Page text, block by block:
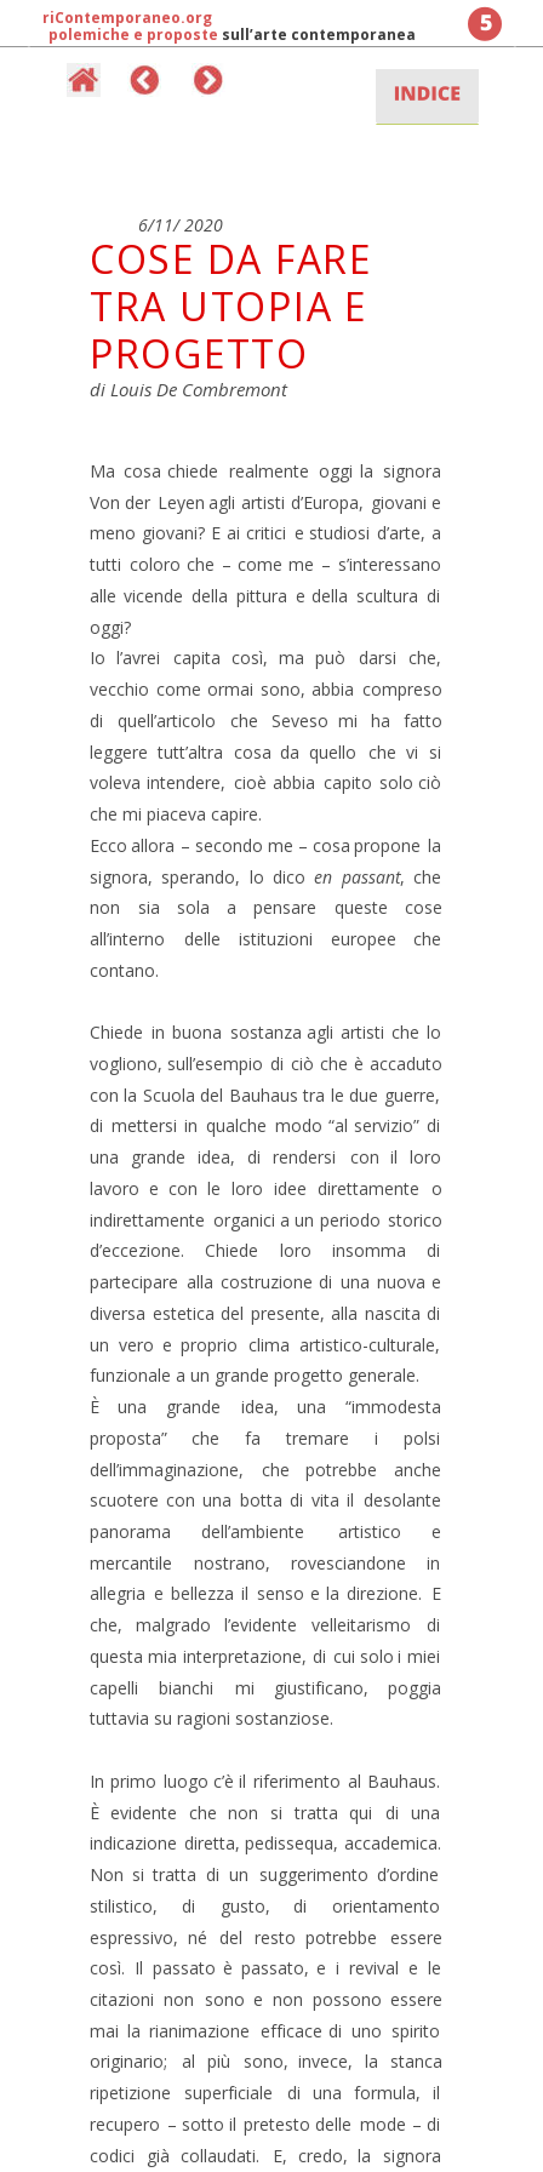
6/11/ 2020
COSE DA FARE
TRA UTOPIA E
PROGETTO
di Louis De Combremont
Ma cosa chiede realmente oggi la signora
Von der Leyen agli artisti d’Europa, giovani e
meno giovani? E ai critici e studiosi d’arte, a
tutti coloro che – come me – s’interessano
alle vicende della pittura e della scultura di
oggi?
Io l’avrei capita così, ma può darsi
che,
vecchio come ormai sono, abbia compreso
di
quell’articolo che Seveso mi ha
fatto
leggere tutt’altra cosa da quello che vi si
voleva intendere, cioè abbia capito solo ciò
che mi piaceva capire.
Ecco allora – secondo me – cosa propone la
signora, sperando, lo dico en passant, che
non
sia sola a pensare queste
cose
all’interno
delle istituzioni europee
che
contano.
Chiede in buona sostanza agli artisti che lo
vogliono, sull’esempio di ciò che è accaduto
con la Scuola del Bauhaus tra le due guerre,
di mettersi in qualche modo “al servizio” di
una
grande idea, di rendersi con il loro
lavoro e con le loro idee direttamente o
indirettamente organici a un periodo storico
d’eccezione.
Chiede loro insomma
di
partecipare alla costruzione di una nuova e
diversa estetica del presente, alla nascita di
un vero e proprio clima artistico-culturale,
funzionale a un grande progetto generale.
È
una grande idea, una
“immodesta
proposta”
che fa tremare i
polsi
dell’immaginazione,
che potrebbe
anche
scuotere con una botta di vita il desolante
panorama
dell’ambiente artistico
e
mercantile
nostrano, rovesciandone
in
allegria e bellezza il senso e la direzione. E
che,
malgrado l’evidente velleitarismo
di
questa mia interpretazione, di cui solo i miei
capelli
bianchi mi giustificano,
poggia
tuttavia su ragioni sostanziose.
In primo luogo c’è il riferimento al Bauhaus.
È evidente che non si tratta qui di una
indicazione diretta, pedissequa, accademica.
Non si tratta di un suggerimento d’ordine
stilistico,
di gusto, di
orientamento
espressivo, né del resto potrebbe
essere
così. Il passato è passato, e i revival e le
citazioni non sono e non possono essere
mai la rianimazione efficace di uno spirito
originario;
al più sono, invece, la
stanca
ripetizione
superficiale di una formula, il
recupero – sotto il pretesto delle mode – di
codici
già collaudati. E, credo, la signora
riContemporaneo.org
polemiche e proposte sull’arte contemporanea